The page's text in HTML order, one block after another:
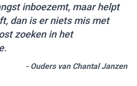
inboezemt, maar helpt
dan is er niets mis met
zoeken in het
- Ouders van Chantal Janzen